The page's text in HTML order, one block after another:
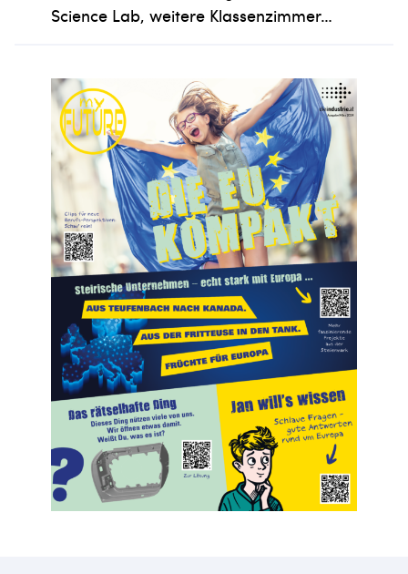
Science Lab, weitere Klassenzimmer…